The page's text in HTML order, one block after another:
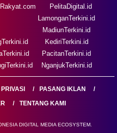
PelitaDigital.id
LamonganTerkini.id
MadiunTerkini.id
KediriTerkini.id
PacitanTerkini.id
NganjukTerkini.id
PASANG IKLAN
TENTANG KAMI
DIGITAL MEDIA ECOSYSTEM.